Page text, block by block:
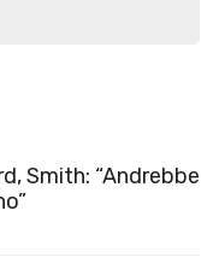
Smith: “Andrebbe